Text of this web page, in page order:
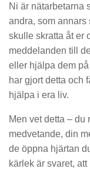
Ni är nätarbetarna
andra, som annars
skulle skratta åt er
meddelanden till
eller hjälpa dem
har gjort detta och
hjälpa i era liv.
Men vet detta –
medvetande, din
de öppna hjärtan
kärlek är svaret,